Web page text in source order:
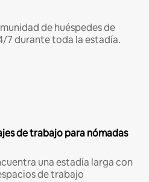
de huéspedes de
7 durante toda la estadía.
de trabajo para nómadas
una estadía larga con
de trabajo